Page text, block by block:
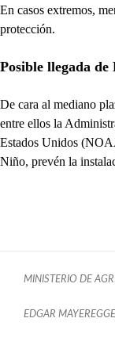
En casos extremos,
protección.
Posible llegada
De cara al mediano
entre ellos la
Estados Unidos
Niño, prevén la
MINISTERIO DE
EDGAR